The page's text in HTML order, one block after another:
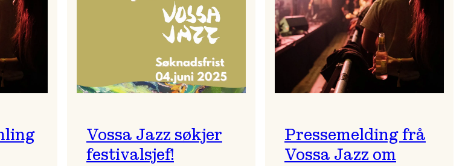
Vossa Jazz søkjer
festivalsjef!
Pressemelding frå
Vossa Jazz om